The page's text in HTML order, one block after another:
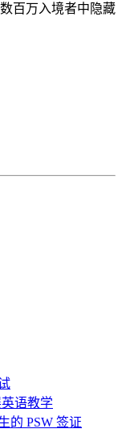
百万入境者中隐藏
英语教学
的 PSW 签证